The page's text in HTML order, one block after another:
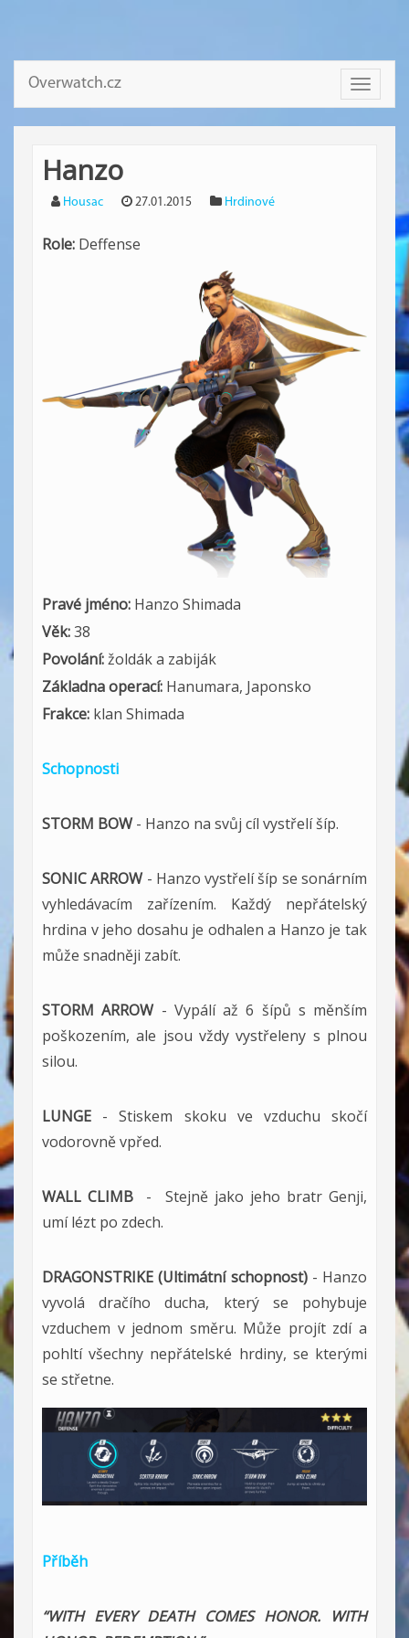
Toggle
Overwatch.cz
Hanzo
Housac 27.01.2015 Hrdinové
Role: Deffense
Pravé jméno: Hanzo Shimada
Věk:38
Povolání:žoldák a zabiják
Základna operací: Hanumara, Japonsko
Frakce: klan Shimada
Schopnosti
STORM BOW- Hanzo na svůj cíl vystřelí šíp.
SONIC ARROW- Hanzo vystřelí šíp se sonárním
vyhledávacím zařízením. Každý nepřátelský
hrdina v jeho dosahu je odhalen a Hanzo je tak
může snadněji zabít.
STORM ARROW- Vypálí až 6 šípů s měnším
poškozením, ale jsou vždy vystřeleny s plnou
silou.
LUNGE - Stiskem skoku ve vzduchu skočí
vodorovně vpřed.
WALL CLIMB - Stejně jako jeho bratr Genji,
umí lézt po zdech.
DRAGONSTRIKE (Ultimátní schopnost)- Hanzo
vyvolá dračího ducha, který se pohybuje
vzduchem v jednom směru. Může projít zdí a
pohltí všechny nepřátelské hrdiny, se kterými
se střetne.
Příběh
“WITH EVERY DEATH COMES HONOR. WITH